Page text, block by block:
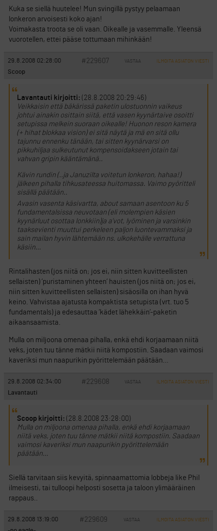
Kuka se siellä huutelee! Mun svingillä pystyy pelaamaan
lonkeron arvoisesti koko ajan!
Voimakasta troota se oli vaan. Oikealle ja vasemmalle. Yleensä
vuorotellen, ettei pääse tottumaan mihinkään!
29.8.2008 02:28:00 #229607 VASTAA ILMOITA ASIATON VIESTI
Scoop
Lavantauti kirjoitti: (28.8.2008 20:29:46)
Veikkaisin että bäkärissä paketin ulostuonnin vaikeus
johtui ainakin osittain siitä, että vasen kyynärtaive osoitti
setupissa melkein suoraan oikealle! Huonon reson kamera
(+ hihat blokkaa vision) ei sitä näytä ja mä en sitä ollu
tajunnu ennenku tänään, tai sitten kyynärvarsi on
pikkuhiljaa sulkeutunut kompensoidakseen jotain tai
vahvan gripin kääntämänä..
Kävin rundin (..ja Januzilta voitetun lonkeron, hahaa!)
jälkeen pihalla tihkusateessa huitomassa. Vaimo pyöritteli
sisällä päätään..
Avasin vasenta käsivartta, about samaan asentoon ku 5
fundamentalsissa neuvotaan (eli molempien käsien
kyynärluut osottaa lonkkiin)ja a’vot, lyöminen ja varsinkin
taaksevienti muuttui perkeleen paljon luontevammaksi ja
sain mailan hyvin lähtemään ns. ulkokehälle verrattuna
käsiin…
Rintalihasten (jos niitä on; jos ei, niin sitten kuvitteellisten
sellaisten) ’puristaminen yhteen’ hauisten (jos niitä on; jos ei,
niin sitten kuvitteellisten sellaisten) sisäosilla on ihan hyvä
keino. Vahvistaa ajatusta kompaktista setupista (vrt. tuo 5
fundamentals) ja edesauttaa ’kädet lähekkäin’-paketin
aikaansaamista.
Mulla on miljoona omenaa pihalla, enkä ehdi korjaamaan niitä
veks, joten tuu tänne mätkii niitä kompostiin. Saadaan vaimosi
kaveriksi mun naapurikin pyörittelemään päätään…
29.8.2008 02:34:00 #229608 VASTAA ILMOITA ASIATON VIESTI
Lavantauti
Scoop kirjoitti: (28.8.2008 23:28:00)
Mulla on miljoona omenaa pihalla, enkä ehdi korjaamaan
niitä veks, joten tuu tänne mätkii niitä kompostiin. Saadaan
vaimosi kaveriksi mun naapurikin pyörittelemään
päätään…
Siellä tarvitaan siis kevyitä, spinnaamattomia lobbeja like Phil
ilmeisesti, tai tulloopi helposti sosetta ja taloon ylimääräinen
rappaus..
29.8.2008 13:19:00 #229609 VASTAA ILMOITA ASIATON VIESTI